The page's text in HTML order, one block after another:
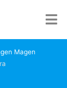
Magen